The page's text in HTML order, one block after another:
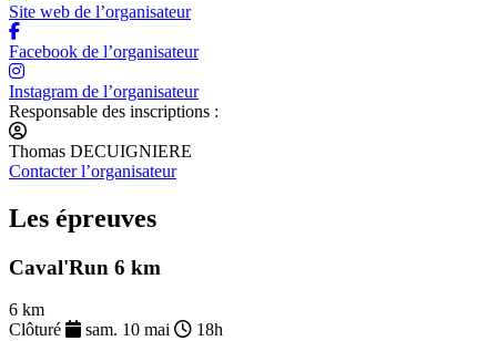
Site web de l’organisateur
Facebook de l’organisateur
Instagram de l’organisateur
Responsable des inscriptions :
Thomas DECUIGNIERE
Contacter l’organisateur
Les épreuves
Caval'Run 6 km
6 km
Clôturé
sam. 10 mai 18h